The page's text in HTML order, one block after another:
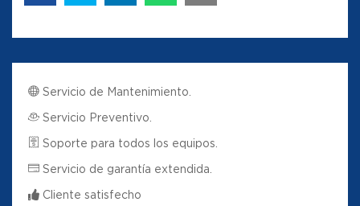
Servicio de Mantenimiento.
Servicio Preventivo.
Soporte para todos los equipos.
Servicio de garantía extendida.
Cliente satisfecho